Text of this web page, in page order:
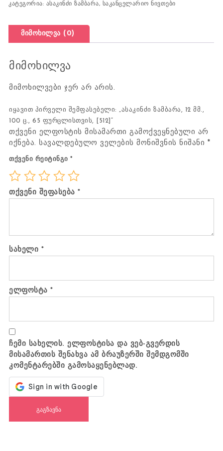
კატეგორია: ასაკინძი ზამბარა, საკანცელარიო ნივთები
მიმოხილვა (0)
მიმოხილვა
მიმოხილვები ჯერ არ არის.
იყავით პირველი შემფასებელი: „ასაკინძი ზამბარა, 12 მმ.,
100 ც., 65 ფურცლისთვის, [512]“
თქვენი ელფოსტის მისამართი გამოქვეყნებული არ
იქნება. სავალდებულო ველების მონიშვნის ნიშანი *
თქვენი რეიტინგი*
თქვენი შეფასება*
სახელი *
ელფოსტა*
ჩემი სახელის. ელფოსტისა და ვებ-გვერდის
მისამართის შენახვა ამ ბრაუზერში შემდგომში
კომენტარებში გამოსაყენებლად.